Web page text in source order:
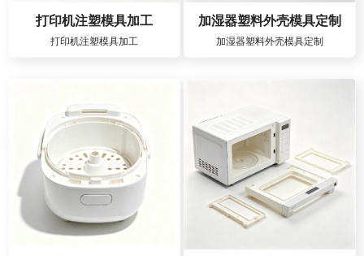
打印机注塑模具加工
打印机注塑模具加工
加湿器塑料外壳模具定制
加湿器塑料外壳模具定制